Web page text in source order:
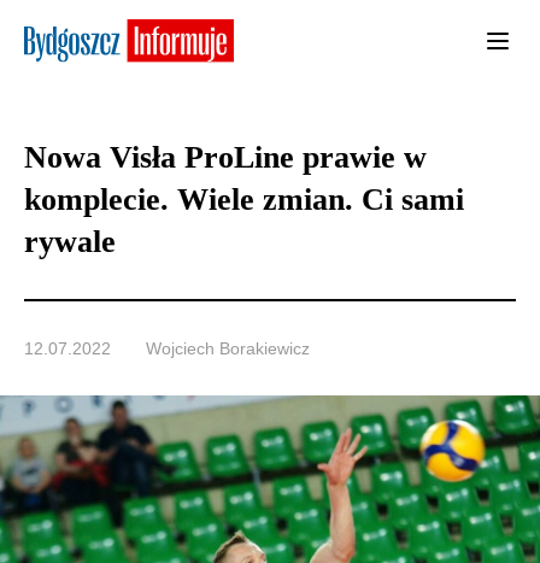
Nowa Visła ProLine prawie w
komplecie. Wiele zmian. Ci sami
rywale
12.07.2022 Wojciech Borakiewicz